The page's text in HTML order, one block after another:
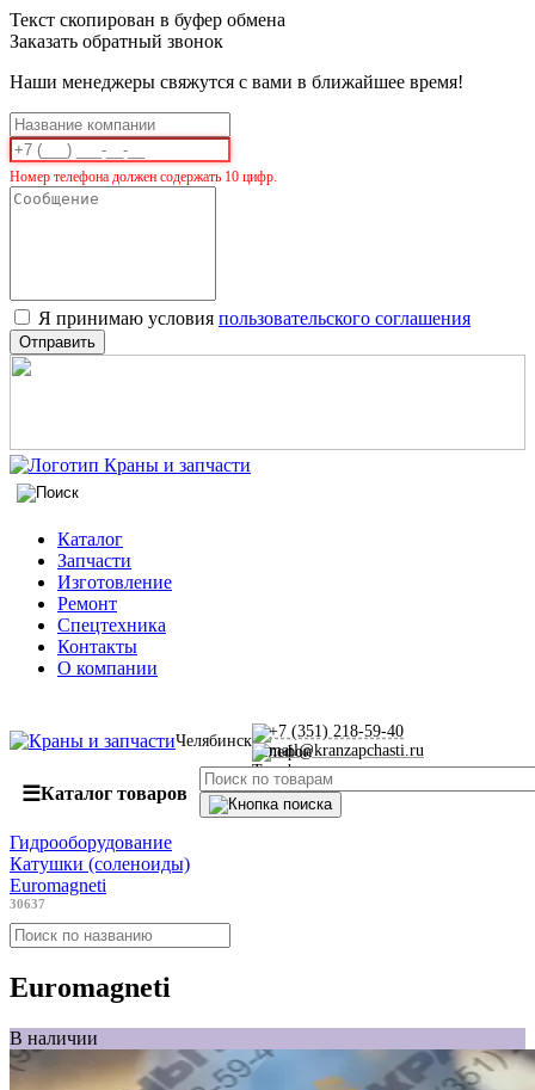
Текст скопирован в буфер обмена
Заказать обратный звонок
Наши менеджеры свяжутся с вами в ближайшее время!
Номер телефона должен содержать 10 цифр.
Я принимаю условия пользовательского соглашения
Отправить
Каталог
Запчасти
Изготовление
Ремонт
Спецтехника
Контакты
О компании
Челябинск
+7 (351) 218-59-40
mail@kranzapchasti.ru
☰Каталог товаров
Гидрооборудование
Катушки (соленоиды)
Euromagneti
30637
Euromagneti
В наличии